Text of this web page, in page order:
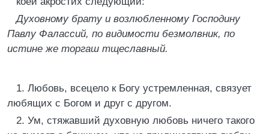
Духовному брату и возлюбленному Господину
Павлу Фалассий, по видимости безмолвник, по
истине же торгаш тщеславный.
1. Любовь, всецело к Богу устремленная, связует
любящих с Богом и друг с другом.
2. Ум, стяжавший духовную любовь ничего такого